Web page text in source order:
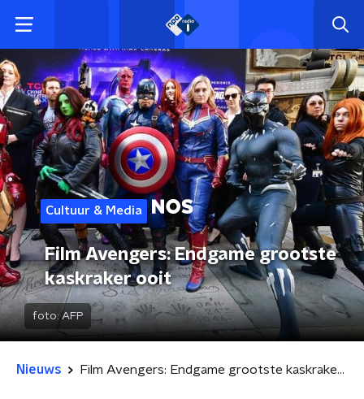
Cultuur & Media
Film Avengers: Endgame grootste
kaskraker ooit
foto:AFP
Nieuws Film Avengers: Endgame grootste kaskraker ooit